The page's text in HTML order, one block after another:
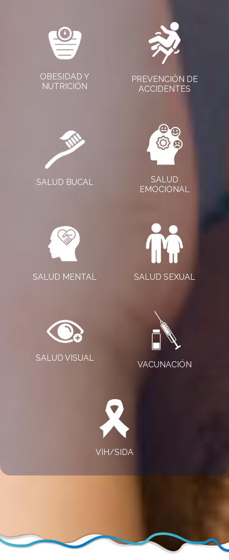
OBESIDAD Y
NUTRICIÓN
PREVENCIÓN DE
ACCIDENTES
SALUD BUCAL
SALUD
EMOCIONAL
SALUD MENTAL SALUD SEXUAL
SALUD VISUAL
VACUNACIÓN
VIH/SIDA